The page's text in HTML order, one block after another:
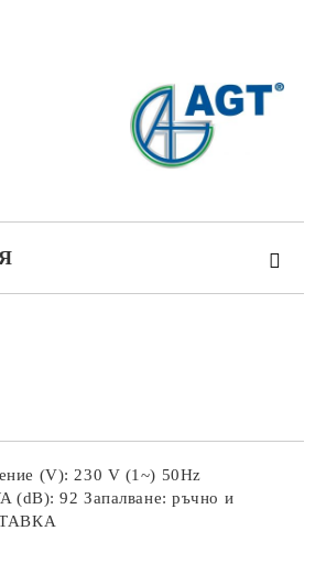
(V): 230 V (1~) 50Hz
(dB): 92 Запалване: ръчно и